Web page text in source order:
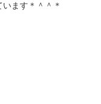
ます＊＾＾＊